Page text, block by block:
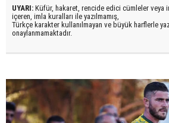
UYARI: Küfür, hakaret, rencide edici cümleler veya
içeren, imla kuralları ile yazılmamış,
Türkçe karakter kullanılmayan ve büyük harflerle
onaylanmamaktadır.